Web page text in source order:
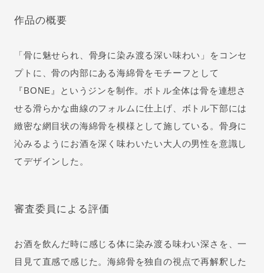
作品の概要
「骨に魅せられ、骨身に染み渡る深い味わい」をコンセ
プトに、骨の内部にある海綿骨をモチーフとして
『BONE』というジンを制作。ボトル全体は骨を連想さ
せる滑らかな曲線のフォルムに仕上げ、ボトル下部には
緻密な網目状の海綿骨を模様として施している。骨身に
沁みるようにお酒を深く味わいたい大人の男性を意識し
てデザインした。
審査委員による評価
お酒を飲んだ時に感じる体に染み渡る味わい深さを、一
目見て直感で感じた。海綿骨を独自の視点で再解釈した